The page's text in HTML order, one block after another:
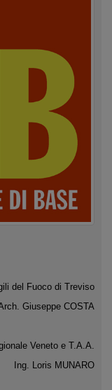
del Fuoco di Treviso
Giuseppe COSTA
Veneto e T.A.A.
Ing. Loris MUNARO